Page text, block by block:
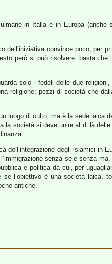
in Italia e in Europa
dell’iniziativa convince poco; per
però si può risolvere: basta
solo i fedeli delle due
religione; pezzi di società che
luogo di culto, ma è la sede laica
società si deve unire al di là
dell’integrazione degli islamici in
senza se e senza
e politica da cui, per
l’obiettivo è una società laica,
antiche.